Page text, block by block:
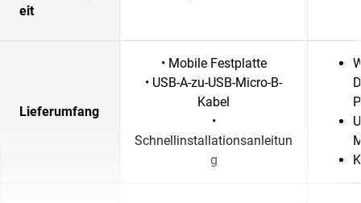
eit
Lieferumfang
• Mobile Festplatte
• USB-A-zu-USB-Micro-B-
Kabel
•
Schnellinstallationsanleitun
g